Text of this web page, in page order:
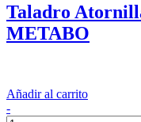
Taladro
METABO
Añadir al carrito
-